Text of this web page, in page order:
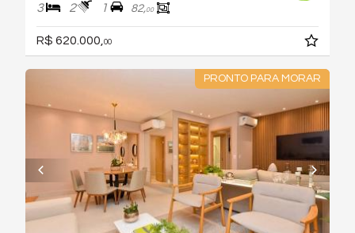
3 2 1 82,00
R$ 620.000, 00
PRONTO PARA MORAR